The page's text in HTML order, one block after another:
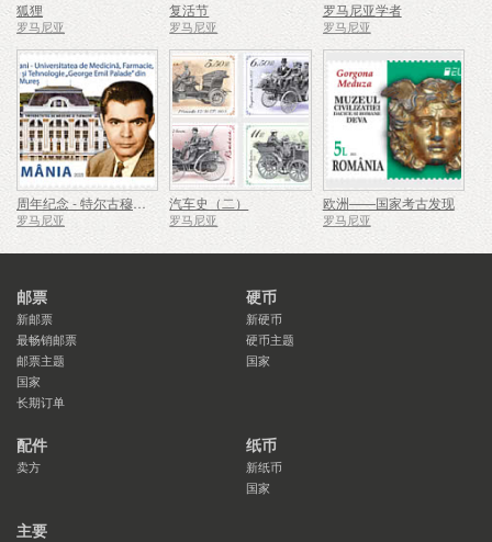
狐狸
罗马尼亚
复活节
罗马尼亚
罗马尼亚学者
罗马尼亚
周年纪念 - 特尔古穆列什乔治埃米尔帕拉德医学、药学、科学与技术大学
罗马尼亚
汽车史（二）
罗马尼亚
欧洲——国家考古发现
罗马尼亚
邮票
新邮票
最畅销邮票
邮票主题
国家
长期订单
硬币
新硬币
硬币主题
国家
配件
卖方
纸币
新纸币
国家
主要